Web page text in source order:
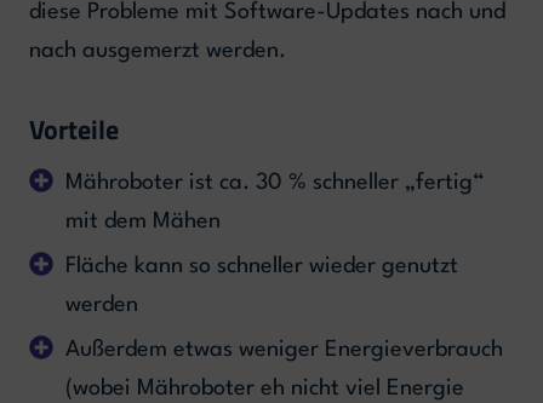
diese Probleme mit Software-Updates nach und
nach ausgemerzt werden.
Vorteile
Mähroboter ist ca. 30 % schneller „fertig“
mit dem Mähen
Fläche kann so schneller wieder genutzt
werden
Außerdem etwas weniger Energieverbrauch
(wobei Mähroboter eh nicht viel Energie